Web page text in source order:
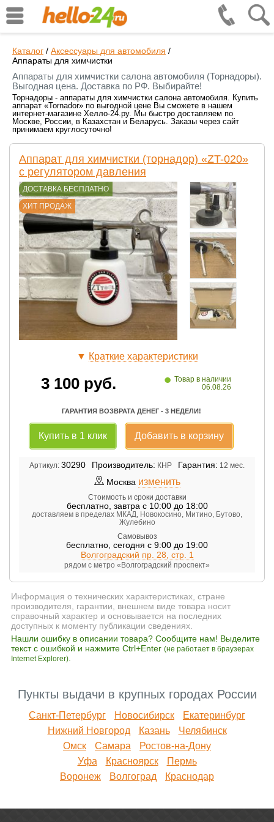
Каталог / Аксессуары для автомобиля /
Аппараты для химчистки
Аппараты для химчистки салона автомобиля (Торнадоры).
Выгодная цена. Доставка по РФ. Выбирайте!
Торнадоры - аппараты для химчистки салона автомобиля. Купить
аппарат «Tornador» по выгодной цене Вы сможете в нашем
интернет-магазине Хелло-24.ру. Мы быстро доставляем по
Москве, России, в Казахстан и Беларусь. Заказы через сайт
принимаем круглосуточно!
Аппарат для химчистки (торнадор) «ZT-020»
с регулятором давления
ДОСТАВКА БЕСПЛАТНО
ХИТ ПРОДАЖ
▼ Краткие характеристики
3 100 руб. • Товар в наличии
06.08.26
ГАРАНТИЯ ВОЗВРАТА ДЕНЕГ - 3 НЕДЕЛИ!
Купить в 1 клик Добавить в корзину
Артикул: 30290 Производитель: КНР Гарантия: 12 мес.
Москва изменить
Стоимость и сроки доставки
бесплатно, завтра с 10:00 до 18:00
доставляем в пределах МКАД, Новокосино, Митино, Бутово,
Жулебино
Самовывоз
бесплатно сегодня с 9:00 до 19:00
Волгоградский пр. 28, стр. 1
рядом с метро «Волгоградский проспект»
Информация о технических характеристиках, стране
производителя, гарантии, внешнем виде товара носит
справочный характер и основывается на последних
доступных к моменту публикации сведениях.
Нашли ошибку в описании товара? Сообщите нам! Выделите
текст с ошибкой и нажмите Ctrl+Enter (не работает в браузерах
Internet Explorer)
Пункты выдачи в крупных городах России
Санкт-Петербург Новосибирск
Екатеринбург
Нижний Новгород
Казань
Челябинск
Омск
Самара
Ростов-на-Дону
Уфа
Красноярск
Пермь
Воронеж
Волгоград Краснодар